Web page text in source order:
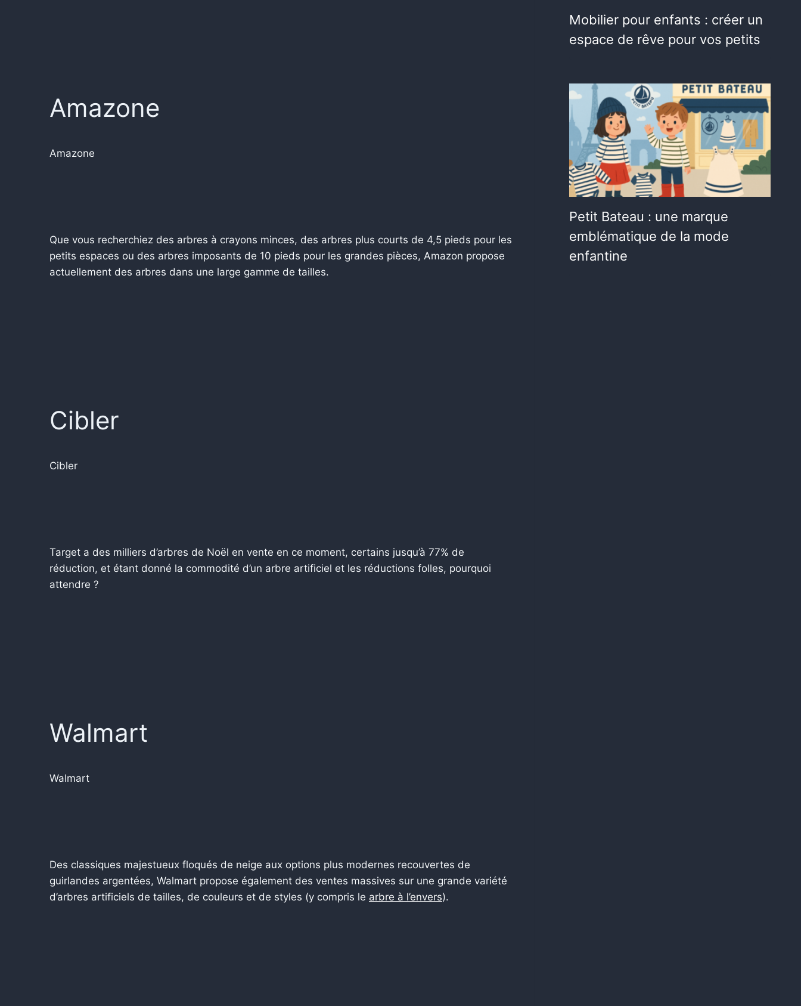
Amazone
Amazone
Que vous recherchiez des arbres à crayons minces, des arbres plus courts de 4,5 pieds pour les
petits espaces ou des arbres imposants de 10 pieds pour les grandes pièces, Amazon propose
actuellement des arbres dans une large gamme de tailles.
Cibler
Cibler
Target a des milliers d’arbres de Noël en vente en ce moment, certains jusqu’à 77% de
réduction, et étant donné la commodité d’un arbre artificiel et les réductions folles, pourquoi
attendre ?
Walmart
Walmart
Des classiques majestueux floqués de neige aux options plus modernes recouvertes de
guirlandes argentées, Walmart propose également des ventes massives sur une grande variété
d’arbres artificiels de tailles, de couleurs et de styles (y compris le arbre à l’envers).
Mobilier pour enfants : créer un
espace de rêve pour vos petits
Petit Bateau : une marque
emblématique de la mode
enfantine